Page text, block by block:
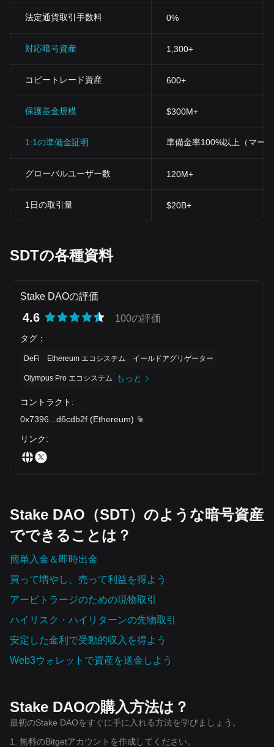
法定通貨取引手数料 0%
対応暗号資産 1,300+
コピートレード資産 600+
保護基金規模 $300M+
1:1の準備金証明 準備金率100%以上（マー
グローバルユーザー数 120M+
1日の取引量 $20B+
SDTの各種資料
Stake DAOの評価
4.6 100の評価
タグ ：
DeFi Ethereum エコシステム イールドアグリゲーター
Olympus Pro エコシステム もっと
コントラクト :
0x7396
d6cdb2f (Ethereum)
リンク:
Stake DAO（SDT）のような暗号資産
でできることは？
簡単入金＆即時出金
買って増やし、売って利益を得よう
アービトラージのための現物取引
ハイリスク・ハイリターンの先物取引
安定した金利で受動的収入を得よう
Web3ウォレットで資産を‌送金しよう
Stake DAOの購入方法は？
最初のStake DAOをすぐに手に入れる方法を学びましょう。
1. 無料のBitgetアカウントを作成してください。